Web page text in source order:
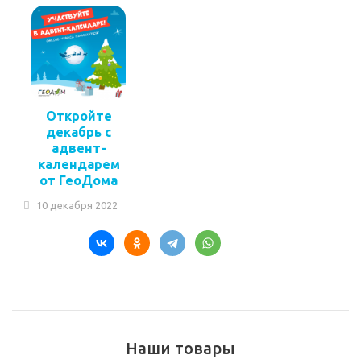
Откройте
декабрь с
адвент-
календарем
от ГеоДома
10 декабря 2022
Наши товары